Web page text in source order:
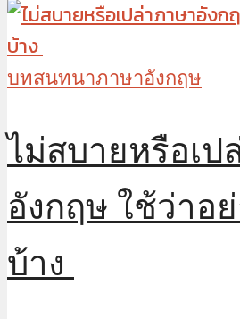
บทสนทนาภาษาอังกฤษ
ไม่สบายหรือเป
อังกฤษ ใช้ว่าอ
บ้าง